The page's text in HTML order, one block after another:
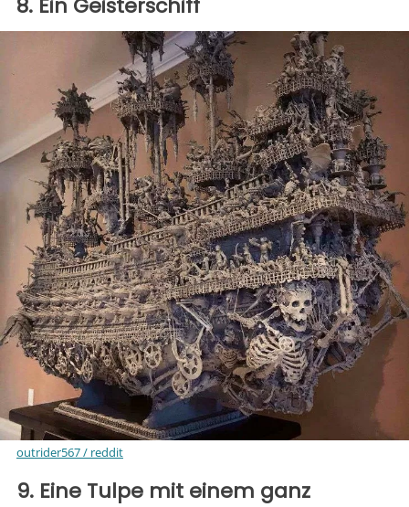
8. Ein Geisterschiff
outrider567 / reddit
9. Eine Tulpe mit einem ganz